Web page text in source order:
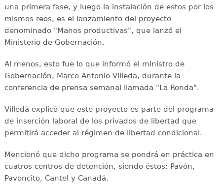
una primera fase, y luego la instalación de estos por los
mismos reos, es el lanzamiento del proyecto
denominado "Manos productivas", que lanzó el
Ministerio de Gobernación.
Al menos, esto fue lo que informó el ministro de
Gobernación, Marco Antonio Villeda, durante la
conferencia de prensa semanal llamada "La Ronda".
Villeda explicó que este proyecto es parte del programa
de inserción laboral de los privados de libertad que
permitirá acceder al régimen de libertad condicional.
Mencionó que dicho programa se pondrá en práctica en
cuatros centros de detención, siendo éstos: Pavón,
Pavoncito, Cantel y Canadá.